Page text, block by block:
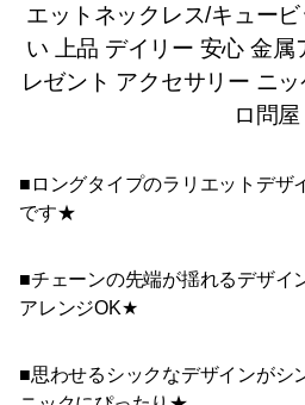
エットネックレス/キュー
い 上品 デイリー 安心 金属
レゼント アクセサリー ニ
ロ問屋
■ロングタイプのラリエットデザ
です★
■チェーンの先端が揺れるデザイ
アレンジOK★
■思わせるシックなデザインがシ